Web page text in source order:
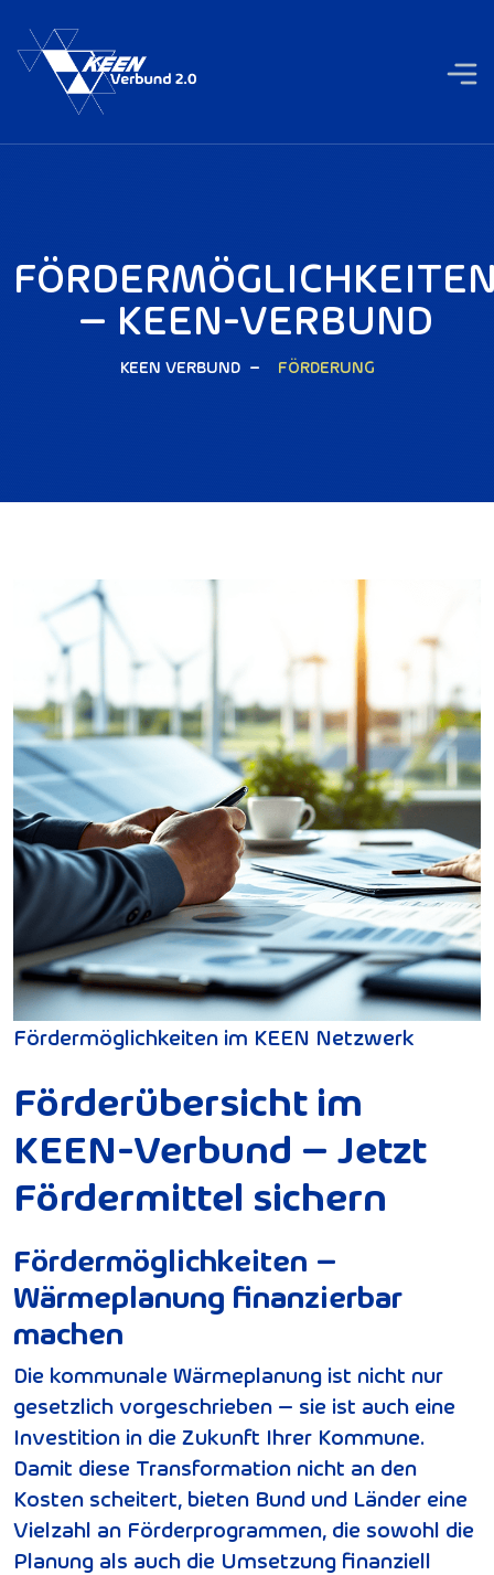
– KEEN-VERBUND
KEEN VERBUND FÖRDERUNG
Fördermöglichkeiten im KEEN Netzwerk
Förderübersicht im
KEEN-Verbund – Jetzt
Fördermittel sichern
Fördermöglichkeiten –
Wärmeplanung finanzierbar
machen
Die kommunale Wärmeplanung ist nicht nur
gesetzlich vorgeschrieben – sie ist auch eine
Investition in die Zukunft Ihrer Kommune.
Damit diese Transformation nicht an den
Kosten scheitert, bieten Bund und Länder eine
Vielzahl an Förderprogrammen, die sowohl die
Planung als auch die Umsetzung finanziell